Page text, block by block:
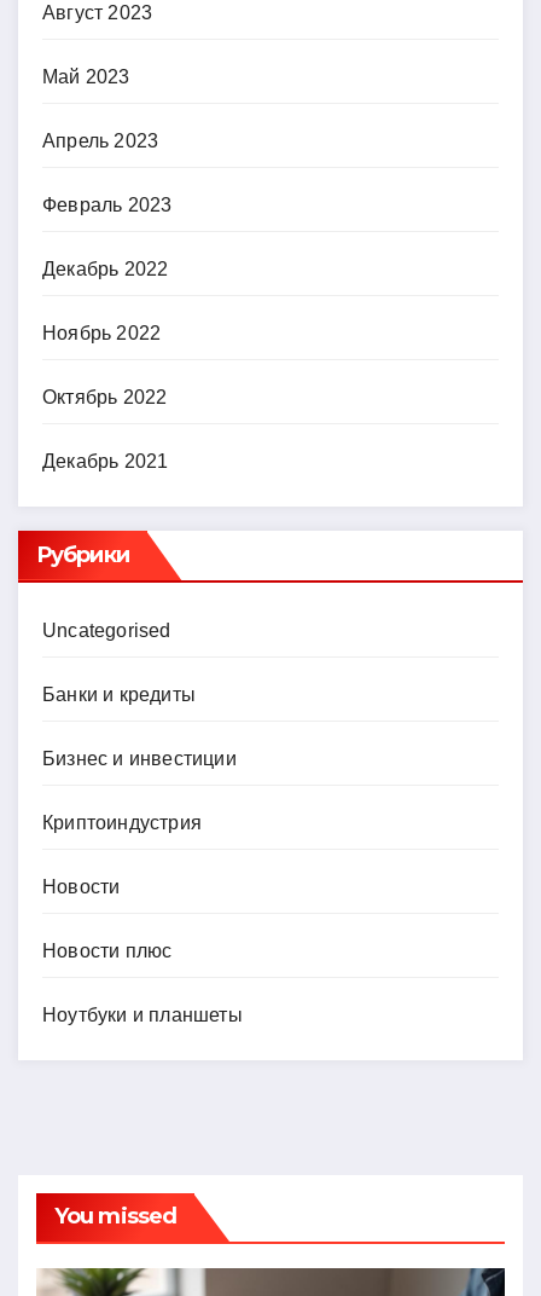
Август 2023
Май 2023
Апрель 2023
Февраль 2023
Декабрь 2022
Ноябрь 2022
Октябрь 2022
Декабрь 2021
Рубрики
Uncategorised
Банки и кредиты
Бизнес и инвестиции
Криптоиндустрия
Новости
Новости плюс
Ноутбуки и планшеты
You missed